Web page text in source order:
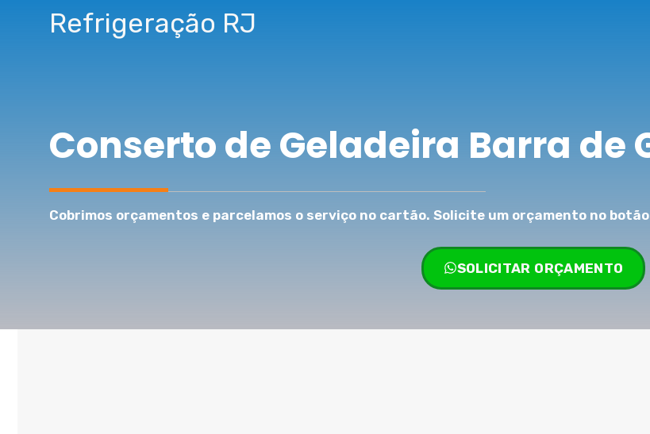
Refrigeração RJ
Conserto de Geladeira Barra de
Cobrimos orçamentos e parcelamos o serviço no cartão. Solicite um orçamento no
SOLICITAR ORÇAMENTO